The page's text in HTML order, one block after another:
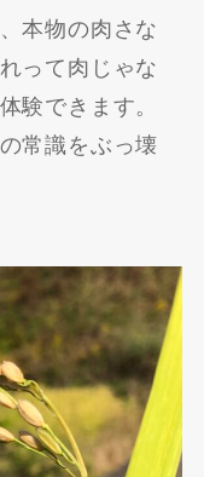
本物の肉さな
って肉じゃな
験できます。
常識をぶっ壊